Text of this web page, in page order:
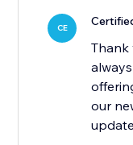
CE
Thank
our